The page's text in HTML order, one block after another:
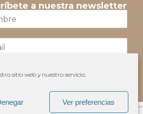
sitio web y nuestro servicio.
Ver preferencias
a nuestra newsletter
Suscribir